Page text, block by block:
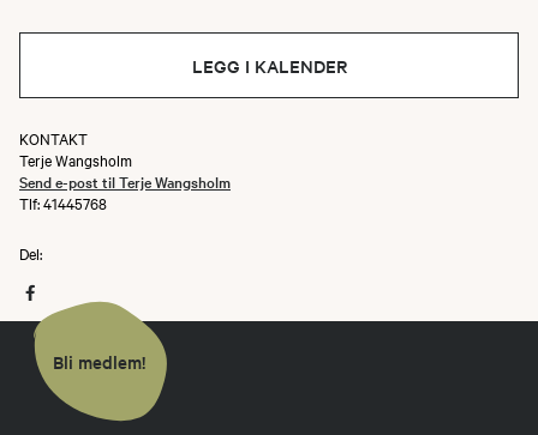
LEGG I KALENDER
KONTAKT
Terje Wangsholm
Send e-post til Terje Wangsholm
Tlf: 41445768
Del:
Bli medlem!